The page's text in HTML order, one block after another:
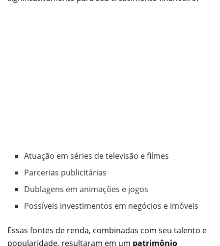
Atuação em séries de televisão e filmes
Parcerias publicitárias
Dublagens em animações e jogos
Possíveis investimentos em negócios e imóveis
Essas fontes de renda, combinadas com seu talento e
popularidade, resultaram em um patrimônio